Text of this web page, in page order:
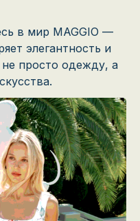
в мир MAGGIO —
элегантность и
просто одежду, а